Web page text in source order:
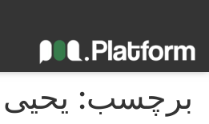
برچسب: